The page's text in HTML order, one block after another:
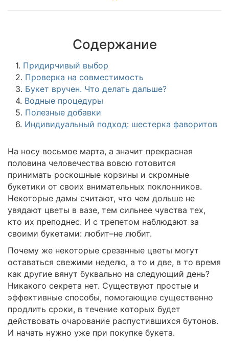
Содержание
1. Придирчивый выбор
2. Проверка на совместимость
3. Букет вручен. Что делать дальше?
4. Водные процедуры
5. Полезные добавки
6. Индивидуальный подход: шестерка фаворитов
На носу восьмое марта, а значит прекрасная
половина человечества вовсю готовится
принимать роскошные корзины и скромные
букетики от своих внимательных поклонников.
Некоторые дамы считают, что чем дольше не
увядают цветы в вазе, тем сильнее чувства тех,
кто их преподнес. И с трепетом наблюдают за
своими букетами: любит–не любит.
Почему же некоторые срезанные цветы могут
оставаться свежими неделю, а то и две, в то время
как другие вянут буквально на следующий день?
Никакого секрета нет. Существуют простые и
эффективные способы, помогающие существенно
продлить сроки, в течение которых будет
действовать очарование распустившихся бутонов.
И начать нужно уже при покупке букета.